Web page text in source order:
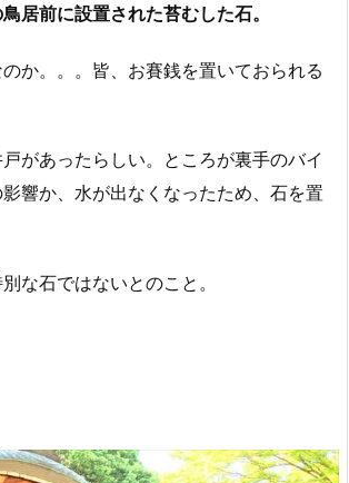
居前に設置された苔むした石。
か。。。皆、お賽銭を置いておられる
があったらしい。ところが裏手のバイ
響か、水が出なくなったため、石を置
な石ではないとのこと。